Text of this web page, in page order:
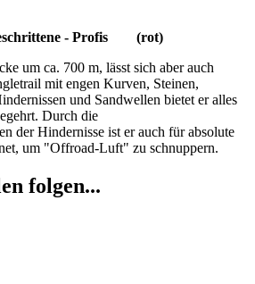
- Profis (rot)
um ca. 700 m, lässt sich aber auch
mit engen Kurven, Steinen,
und Sandwellen bietet er alles
Durch die
der Hindernisse ist er auch für absolute
um "Offroad-Luft" zu schnuppern.
folgen...